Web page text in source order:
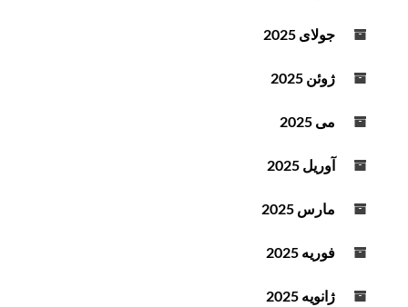
جولای 2025
ژوئن 2025
می 2025
آوریل 2025
مارس 2025
فوریه 2025
ژانویه 2025